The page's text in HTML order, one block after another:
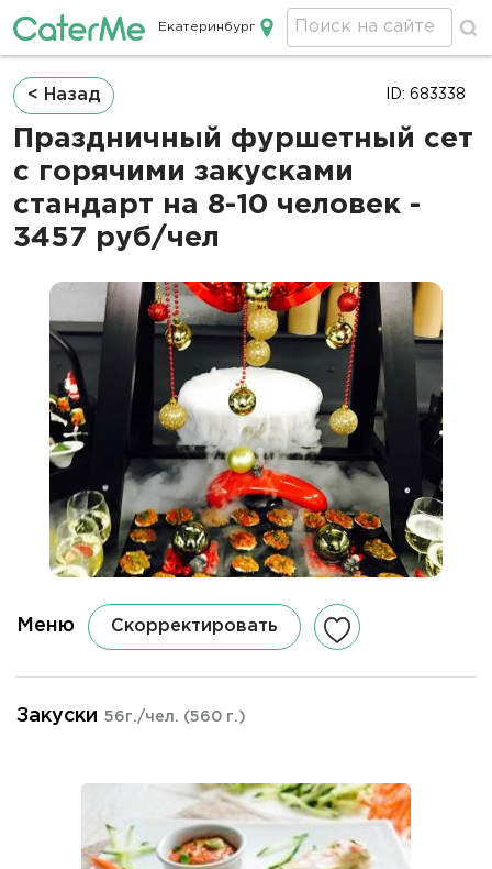
Кейтеринг в Екатеринбурге
Екатеринбург
Строка
навигации
< Назад
Праздничный фуршетный сет
с горячими закусками
стандарт на 8-10 человек -
3457 руб/чел
ID: 683338
Меню Скорректировать
Закуски 56г./чел. (560 г.)